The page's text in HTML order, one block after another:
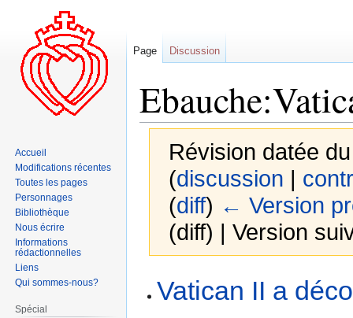
Révision datée
(discussion |
(diff) ← Version
(diff) | Version
Vatican II a
Page Discussion
Accueil
Modifications récentes
Toutes les pages
Personnages
Bibliothèque
Nous écrire
Informations
rédactionnelles
Liens
Qui sommes-nous?
Spécial